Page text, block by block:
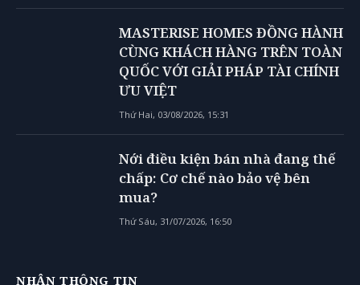
MASTERISE HOMES ĐỒNG HÀNH
CÙNG KHÁCH HÀNG TRÊN TOÀN
QUỐC VỚI GIẢI PHÁP TÀI CHÍNH
ƯU VIỆT
Thứ Hai, 03/08/2026, 15:31
Nới điều kiện bán nhà đang thế
chấp: Cơ chế nào bảo vệ bên
mua?
Thứ Sáu, 31/07/2026, 16:50
NHẬN THÔNG TIN